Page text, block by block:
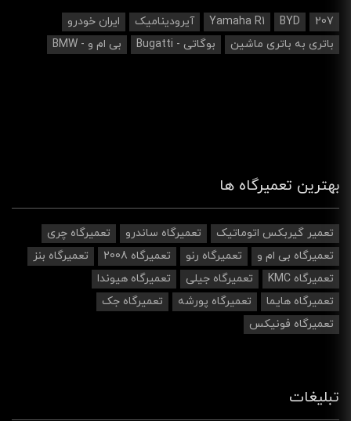
207
BYD
Yamaha R1 آیرودینامیک‌
ایران خودرو
باتری به باتری ماشین
بوگاتی - Bugatti بی ام و - BMW
بهترین تعمیرگاه ها
تعمیر گیربکس اتوماتیک تعمیرگاه ساندرو
تعمیرگاه چری
تعمیرگاه بی ام و
تعمیرگاه رنو تعمیرگاه 2008
تعمیرگاه بنز
تعمیرگاه KMC
تعمیرگاه جیلی
تعمیرگاه هیوندا
تعمیرگاه هایما
تعمیرگاه پورشه
تعمیرگاه جک
تعمیرگاه فونیکس
تبلیغات